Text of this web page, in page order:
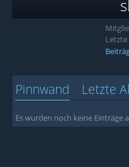
Pinnwand Letzte
Es wurden noch keine Einträge